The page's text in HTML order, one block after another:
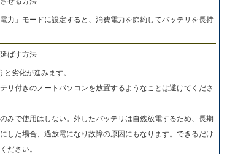
力」モードに設定すると、消費電力を節約してバッテリを長持
ばす方法
劣化が進みます。
リ付きのノートパソコンを放置するようなことは避けてくださ
みで使用はしない。外したバッテリは自然放電するため、長期
した場合、過放電になり故障の原因にもなります。できるだけ
ださい。